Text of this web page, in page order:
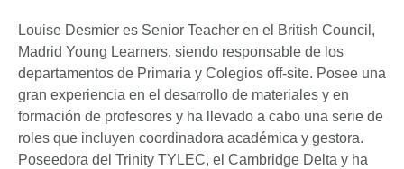
Louise Desmier es Senior Teacher en el British Council,
Madrid Young Learners, siendo responsable de los
departamentos de Primaria y Colegios off-site. Posee una
gran experiencia en el desarrollo de materiales y en
formación de profesores y ha llevado a cabo una serie de
roles que incluyen coordinadora académica y gestora.
Poseedora del Trinity TYLEC, el Cambridge Delta y ha